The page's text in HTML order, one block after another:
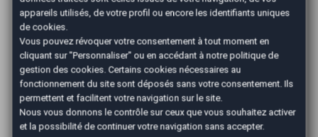
Relecq-Kerhuon avec un
professionnel reconnu
AutoEasy est reconnu dans la région brestoise pour
son expertise en reprise de voitures. Notre objectif
est simple : vous proposer une solution rapide, honnête
et avantageuse.
appareils utilisés, de votre profil ou encore les identifiants uniques
de cookies.
Vous pouvez révoquer votre consentement à tout moment en
cliquant sur "Personnaliser" ou en accédant à notre politique de
gestion des cookies. Certains cookies nécessaires au
fonctionnement du site sont déposés sans votre consentement. Ils
permettent et facilitent votre navigation sur le site.
Nous vous donnons le contrôle sur ceux que vous souhaitez activer
et la possibilité de continuer votre navigation sans accepter.